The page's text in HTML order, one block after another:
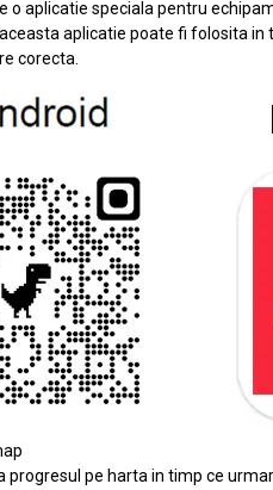
o aplicatie speciala pentru
aplicatie poate fi folosita
corecta.
progresul pe harta in timp ce